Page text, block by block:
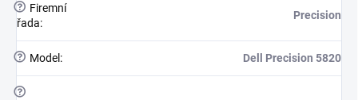
?
Firemní
řada:
Precision
? Model : Dell Precision 5820
?